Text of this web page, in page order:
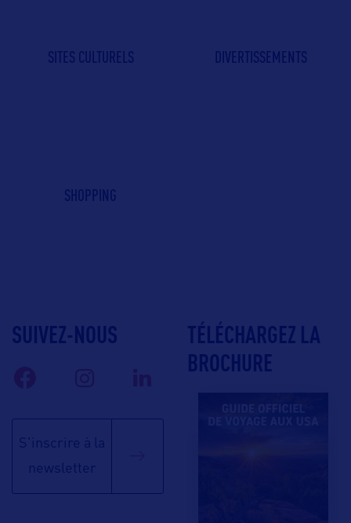
SITES CULTURELS DIVERTISSEMENTS
SHOPPING
SUIVEZ-NOUS
S'inscrire à la
newsletter
TÉLÉCHARGEZ LA
BROCHURE